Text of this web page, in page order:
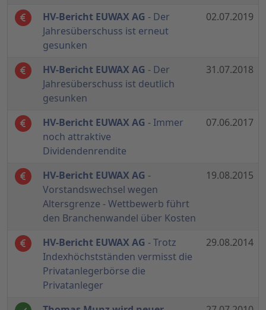
HV-Bericht EUWAX AG - Der
Jahresüberschuss ist erneut
gesunken
02.07.2019
HV-Bericht EUWAX AG - Der
Jahresüberschuss ist deutlich
gesunken
31.07.2018
HV-Bericht EUWAX AG - Immer
noch attraktive
Dividendenrendite
07.06.2017
HV-Bericht EUWAX AG -
Vorstandswechsel wegen
Altersgrenze - Wettbewerb führt
den Branchenwandel über Kosten
19.08.2015
HV-Bericht EUWAX AG - Trotz
Indexhöchstständen vermisst die
Privatanlegerbörse die
Privatanleger
29.08.2014